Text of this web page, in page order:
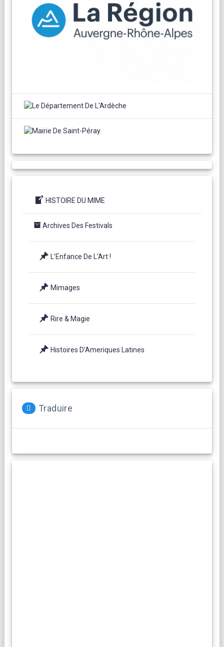
HISTOIRE DU MIME
Archives Des Festivals
L’Enfance De L’Art !
Mimages
Rire & Magie
Histoires D’Ameriques Latines
Traduire